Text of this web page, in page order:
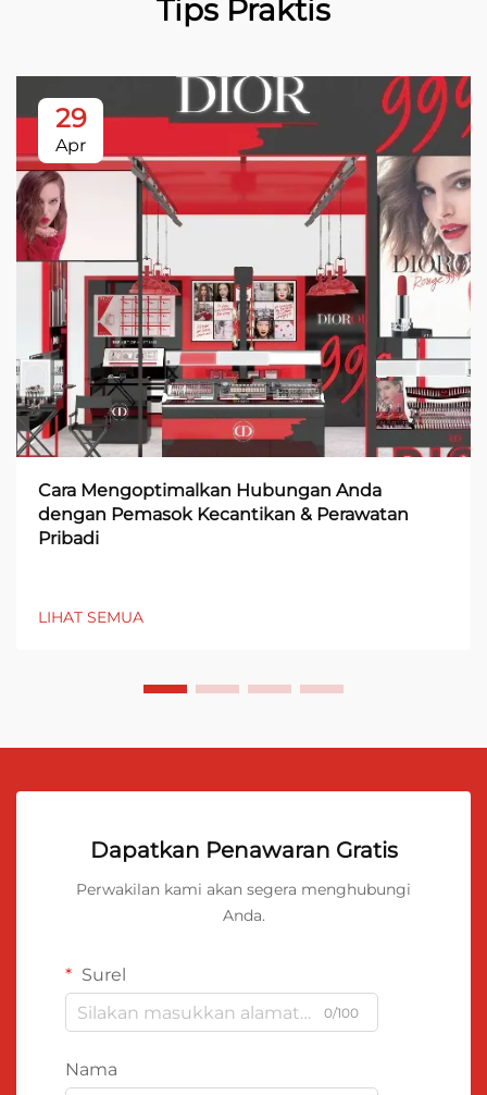
Tips Praktis
29
Apr
Cara Mengoptimalkan Hubungan Anda
dengan Pemasok Kecantikan & Perawatan
Pribadi
LIHAT SEMUA
Dapatkan Penawaran Gratis
Perwakilan kami akan segera menghubungi
Anda.
Surel
0/100
Nama